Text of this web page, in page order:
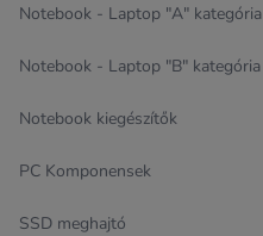
Notebook - Laptop "A" kategória
Notebook - Laptop "B" kategória
Notebook kiegészítők
PC Komponensek
SSD meghajtó